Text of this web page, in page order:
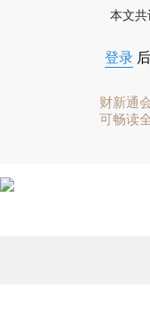
本文共
登录
财新通
可畅读